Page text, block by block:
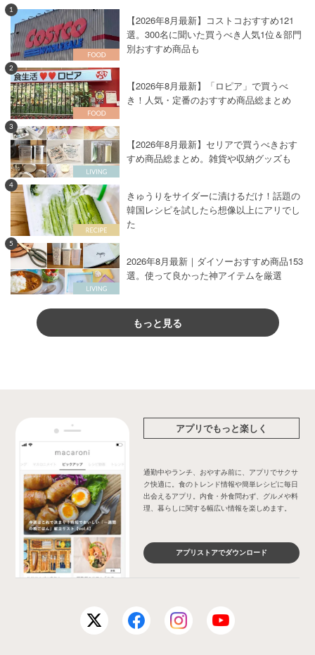
1
【2026年8月最新】コストコおすすめ121
選。300名に聞いた買うべき人気1位＆部門
別おすすめ商品も
2
【2026年8月最新】「ロピア」で買うべ
き！人気・定番のおすすめ商品総まとめ
3
【2026年8月最新】セリアで買うべきおす
すめ商品総まとめ。雑貨や収納グッズも
4
きゅうりをサイダーに漬けるだけ！話題の
韓国レシピを試したら想像以上にアリでし
た
5
2026年8月最新｜ダイソーおすすめ商品153
選。使って良かった神アイテムを厳選
もっと見る
アプリでもっと楽しく
通勤中やランチ、おやすみ前に、アプリでサクサ
ク快適に。食のトレンド情報や簡単レシピに毎日
出会えるアプリ。内食・外食問わず、グルメや料
理、暮らしに関する幅広い情報を楽しめます。
アプリストアでダウンロード